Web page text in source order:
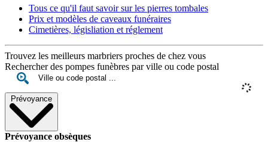
Tous ce qu'il faut savoir sur les pierres tombales
Prix et modèles de caveaux funéraires
Cimetières, législiation et réglement
Trouvez les meilleurs marbriers proches de chez vous
Rechercher des pompes funèbres par ville ou code postal
Prévoyance
Prévoyance obsèques